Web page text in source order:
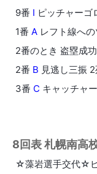
9番 I ピッチャーゴ
1番 A レフト線へ
2番のとき 盗塁成
2番 B 見逃し三振
3番 C キャッチャ
8回表 札幌南高
☆藻岩選手交代☆